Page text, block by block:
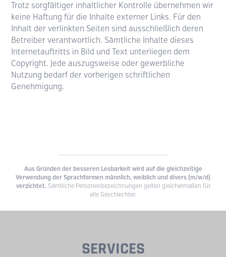
Trotz sorgfältiger inhaltlicher Kontrolle übernehmen wir
keine Haftung für die Inhalte externer Links. Für den
Inhalt der verlinkten Seiten sind ausschließlich deren
Betreiber verantwortlich. Sämtliche Inhalte dieses
Internetauftritts in Bild und Text unterliegen dem
Copyright. Jede auszugsweise oder gewerbliche
Nutzung bedarf der vorherigen schriftlichen
Genehmigung.
Aus Gründen der besseren Lesbarkeit wird auf die gleichzeitige
Verwendung der Sprachformen männlich, weiblich und divers (m/w/d)
verzichtet.Sämtliche Personenbezeichnungen gelten gleichermaßen für
alle Geschlechter.
SERVICES